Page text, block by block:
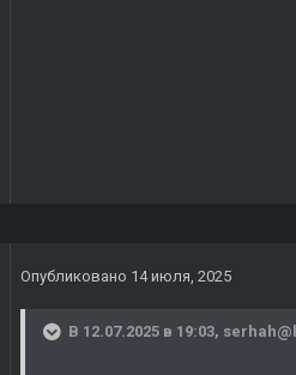
Опубликовано 14 июля, 2025
В 12.07.2025 в 19:03,